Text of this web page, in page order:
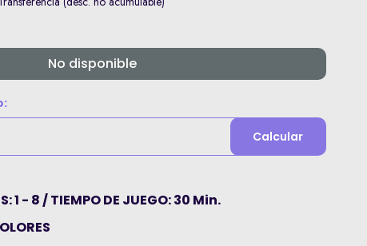
No disponible
Calcular
1 - 8 / TIEMPO DE JUEGO: 30 Min.